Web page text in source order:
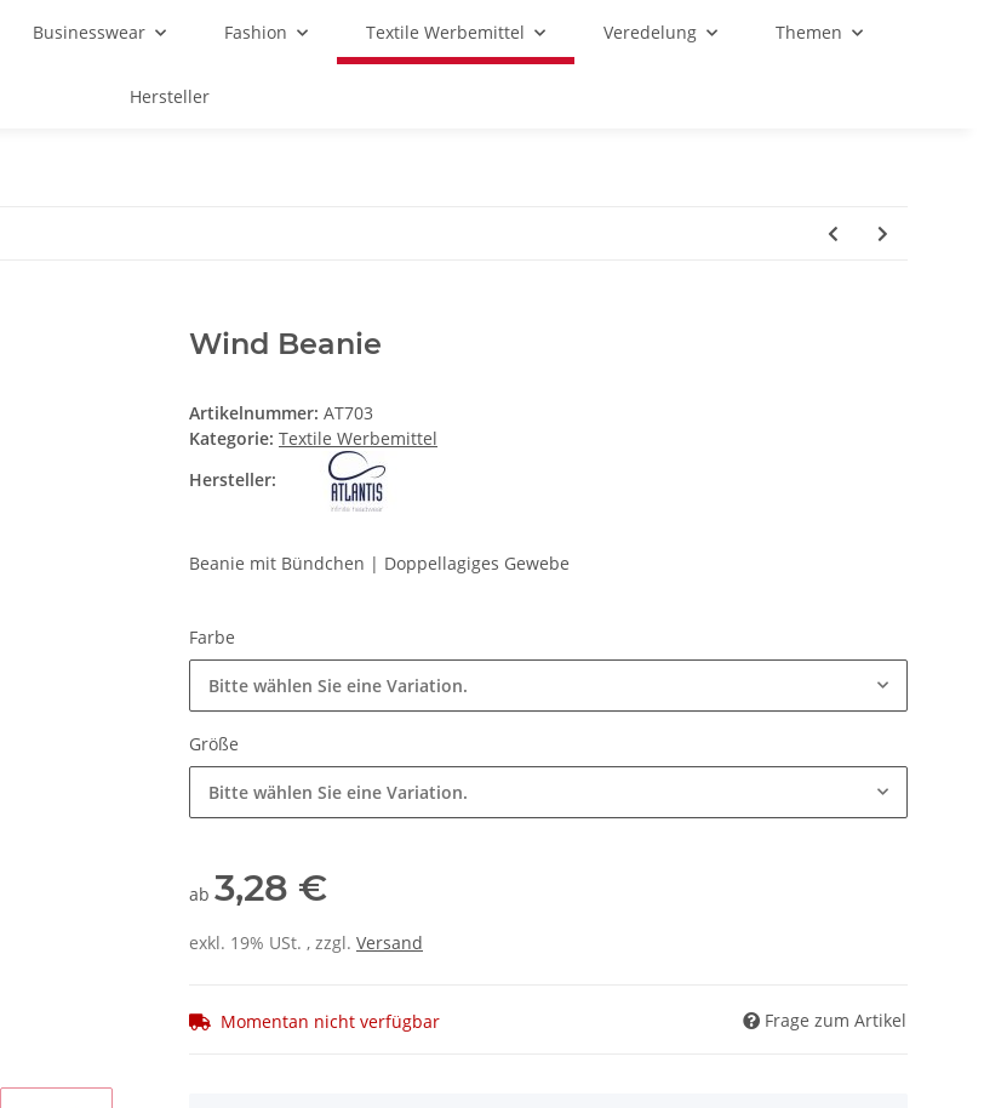
Businesswear Fashion Textile Werbemittel Veredelung Themen
Hersteller
Wind Beanie
Artikelnummer: AT703
Kategorie: Textile Werbemittel
Hersteller:
Beanie mit Bündchen | Doppellagiges Gewebe
Farbe
Bitte wählen Sie eine Variation.
Größe
Bitte wählen Sie eine Variation.
ab 3,28 €
exkl. 19% USt. , zzgl. Versand
Momentan nicht verfügbar Frage zum Artikel